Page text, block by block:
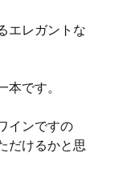
エレガントな
です。
インですの
だけるかと思